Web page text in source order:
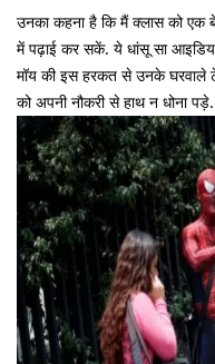
उनका कहना है कि मैं क्लास को एक
में पढ़ाई कर सकें. ये धांसू सा
मॉय की इस हरकत से उनके
को अपनी नौकरी से हाथ न धोना पड़े.